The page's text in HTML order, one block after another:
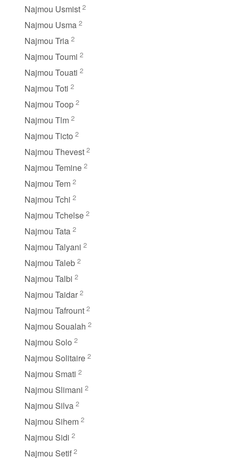
Najmou Usmist 2
Najmou Usma 2
Najmou Tria 2
Najmou Toumi 2
Najmou Touati 2
Najmou Toti 2
Najmou Toop 2
Najmou Tlm 2
Najmou Ticto 2
Najmou Thevest 2
Najmou Temine 2
Najmou Tem 2
Najmou Tchi 2
Najmou Tchelse 2
Najmou Tata 2
Najmou Talyani 2
Najmou Taleb 2
Najmou Talbi 2
Najmou Taidar 2
Najmou Tafrount 2
Najmou Soualah 2
Najmou Solo 2
Najmou Solitaire 2
Najmou Smati 2
Najmou Slimani 2
Najmou Silva 2
Najmou Sihem 2
Najmou Sidi 2
Najmou Setif 2